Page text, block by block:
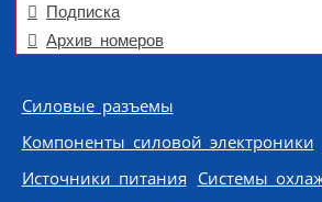
Подписка
Архив номеров
Skip to content
Силовые разъемы
Компоненты силовой электроники
Источники питания Системы